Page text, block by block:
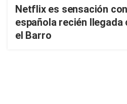
Netflix es sensación
española recién llegada
el Barro